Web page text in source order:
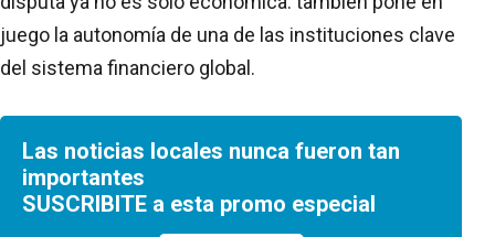
juego la autonomía de una de las instituciones clave
del sistema financiero global.
Las noticias locales nunca fueron tan
importantes
SUSCRIBITE a esta promo especial